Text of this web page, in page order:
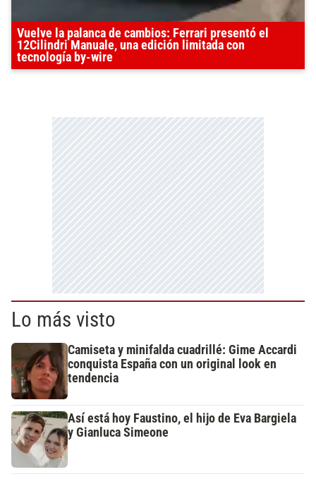
Vuelve la palanca de cambios: Ferrari presentó el
12Cilindri Manuale, una edición limitada con
tecnología by-wire
Lo más visto
Camiseta y minifalda cuadrillé: Gime Accardi
conquista España con un original look en
tendencia
Así está hoy Faustino, el hijo de Eva Bargiela
y Gianluca Simeone